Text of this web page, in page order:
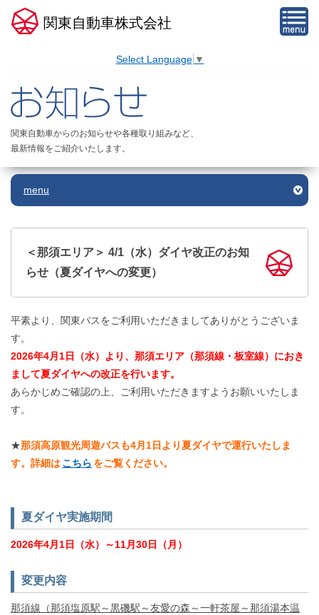
関東自動車株式会社
Select Language ▼
関東自動車からのお知らせや各種取り組みなど、
最新情報をご紹介いたします。
menu
＜那須エリア＞ 4/1（水）ダイヤ改正のお知
らせ（夏ダイヤへの変更）
平素より、関東バスをご利用いただきましてありがとうございま
す。
2026年4月1日（水）より、那須エリア（那須線・板室線）におき
まして夏ダイヤへの改正を行います。
あらかじめご確認の上、ご利用いただきますようお願いいたしま
す。
★那須高原観光周遊バスも4月1日より夏ダイヤで運行いたしま
す。詳細はこちら をご覧ください。
夏ダイヤ実施期間
2026年4月1日（水）～11月30日（月）
変更内容
那須線（那須塩原駅～黒磯駅～友愛の森～一軒茶屋～那須湯本温